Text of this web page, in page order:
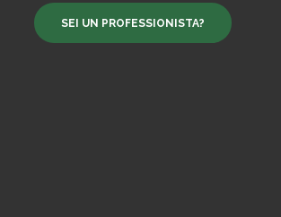
SEI UN PROFESSIONISTA?